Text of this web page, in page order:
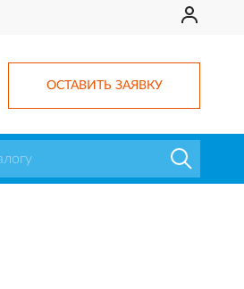
ОСТАВИТЬ ЗАЯВКУ